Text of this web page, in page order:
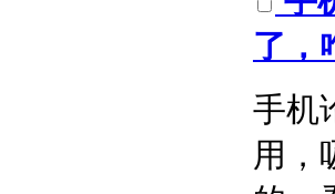
了，
手机
用，